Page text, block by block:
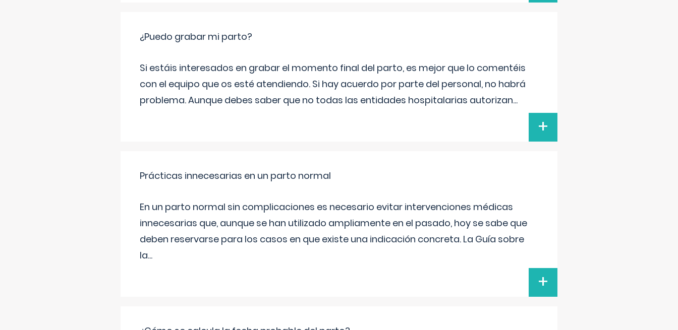
¿Puedo grabar mi parto?
Si estáis interesados en grabar el momento final del parto, es mejor que lo comentéis
con el equipo que os esté atendiendo. Si hay acuerdo por parte del personal, no habrá
problema. Aunque debes saber que no todas las entidades hospitalarias autorizan...
+
Prácticas innecesarias en un parto normal
En un parto normal sin complicaciones es necesario evitar intervenciones médicas
innecesarias que, aunque se han utilizado ampliamente en el pasado, hoy se sabe que
deben reservarse para los casos en que existe una indicación concreta. La Guía sobre
la...
+